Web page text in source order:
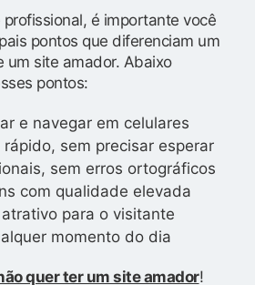
é importante você
pontos que diferenciam um
um site amador. Abaixo
pontos:
e navegar em celulares
sem precisar esperar
sem erros ortográficos
com qualidade elevada
para o visitante
momento do dia
quer ter um site amador!